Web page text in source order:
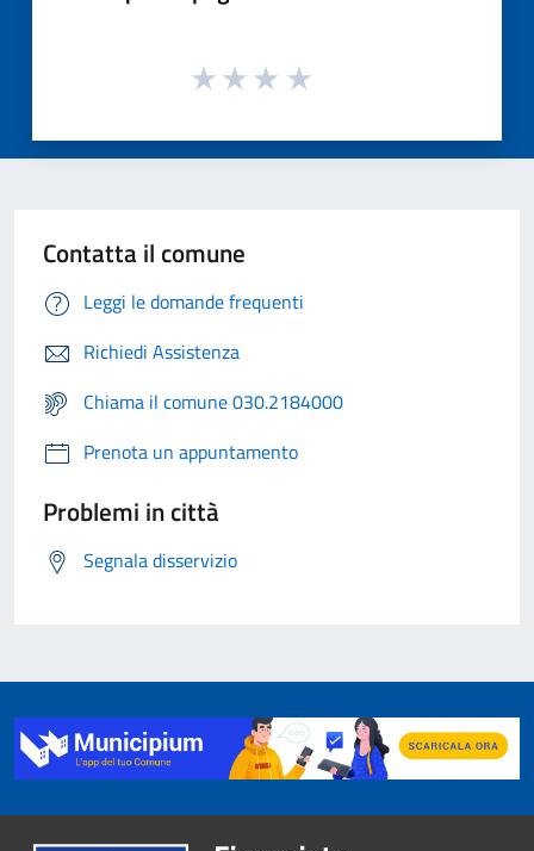
Contatta il comune
Leggi le domande frequenti
Richiedi Assistenza
Chiama il comune 030.2184000
Prenota un appuntamento
Problemi in città
Segnala disservizio